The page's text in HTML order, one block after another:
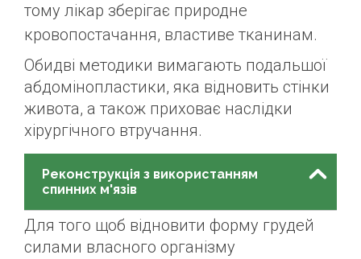
тому лікар зберігає природне
кровопостачання, властиве тканинам.
Обидві методики вимагають подальшої
абдомінопластики, яка відновить стінки
живота, а також приховає наслідки
хірургічного втручання.
Реконструкція з використанням
спинних м'язів
Для того щоб відновити форму грудей
силами власного організму